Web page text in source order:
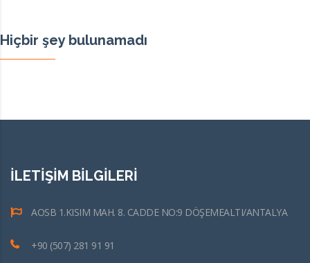
Hiçbir şey bulunamadı
İLETİŞİM BİLGİLERİ
AOSB 1.KISIM MAH. 8. CADDE NO:9 DÖŞEMEALTI/ANTALYA
+90 (507) 281 91 91